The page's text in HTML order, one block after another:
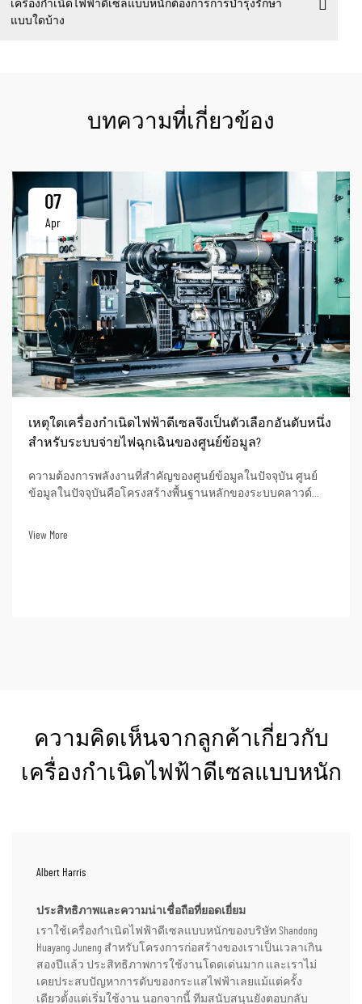
เครื่องกำเนิดไฟฟ้าดีเซลแบบหนักต้องการการบำรุงรักษา
แบบใดบ้าง
บทความที่เกี่ยวข้อง
07
Apr
เหตุใดเครื่องกำเนิดไฟฟ้าดีเซลจึงเป็นตัวเลือกอันดับหนึ่ง
สำหรับระบบจ่ายไฟฉุกเฉินของศูนย์ข้อมูล?
ความต้องการพลังงานที่สำคัญของศูนย์ข้อมูลในปัจจุบัน ศูนย์
ข้อมูลในปัจจุบันคือโครงสร้างพื้นฐานหลักของระบบคลาวด์
View More
ความคิดเห็นจากลูกค้าเกี่ยวกับ
เครื่องกำเนิดไฟฟ้าดีเซลแบบหนัก
Albert Harris
ประสิทธิภาพและความน่าเชื่อถือที่ยอดเยี่ยม
เราใช้เครื่องกำเนิดไฟฟ้าดีเซลแบบหนักของบริษัท Shandong
Huayang Juneng สำหรับโครงการก่อสร้างของเราเป็นเวลาเกิน
สองปีแล้ว ประสิทธิภาพการใช้งานโดดเด่นมาก และเราไม่
เคยประสบปัญหาการดับของกระแสไฟฟ้าเลยแม้แต่ครั้ง
เดียวตั้งแต่เริ่มใช้งาน นอกจากนี้ ทีมสนับสนุนยังตอบกลับ